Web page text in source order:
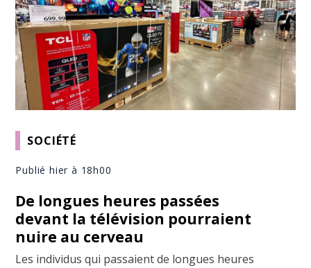
SOCIÉTÉ
Publié hier à 18h00
De longues heures passées
devant la télévision pourraient
nuire au cerveau
Les individus qui passaient de longues heures